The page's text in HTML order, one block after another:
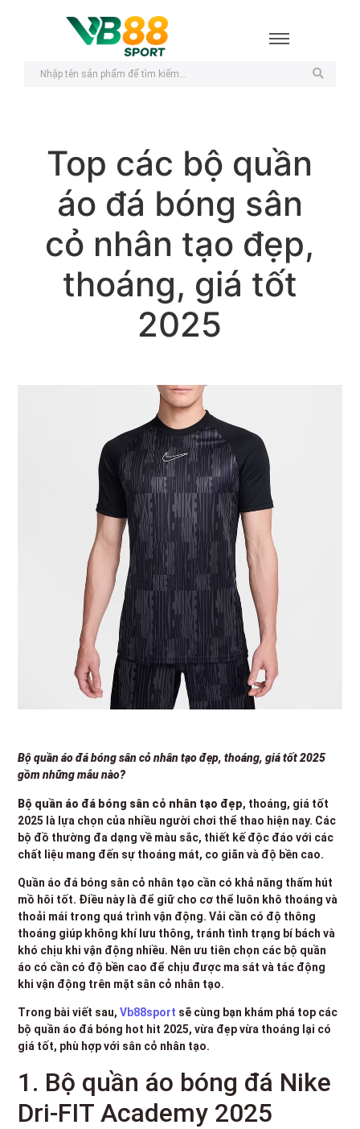
Top các bộ quần
áo đá bóng sân
cỏ nhân tạo đẹp,
thoáng, giá tốt
2025
Bộ quần áo đá bóng sân cỏ nhân tạo đẹp, thoáng, giá tốt 2025
gồm những mẫu nào?
Bộ quần áo đá bóng sân cỏ nhân tạo đẹp, thoáng, giá tốt
2025 là lựa chọn của nhiều người chơi thể thao hiện nay. Các
bộ đồ thường đa dạng về màu sắc, thiết kế độc đáo với các
chất liệu mang đến sự thoáng mát, co giãn và độ bền cao.
Quần áo đá bóng sân cỏ nhân tạo cần có khả năng thấm hút
mồ hôi tốt. Điều này là để giữ cho cơ thể luôn khô thoáng và
thoải mái trong quá trình vận động. Vải cần có độ thông
thoáng giúp không khí lưu thông, tránh tình trạng bí bách và
khó chịu khi vận động nhiều. Nên ưu tiên chọn các bộ quần
áo có cần có độ bền cao để chịu được ma sát và tác động
khi vận động trên mặt sân cỏ nhân tạo.
Trong bài viết sau,Vb88sport sẽ cùng bạn khám phá top các
bộ quần áo đá bóng hot hit 2025, vừa đẹp vừa thoáng lại có
giá tốt, phù hợp với sân cỏ nhân tạo.
1. Bộ quần áo bóng đá Nike
Dri-FIT Academy 2025